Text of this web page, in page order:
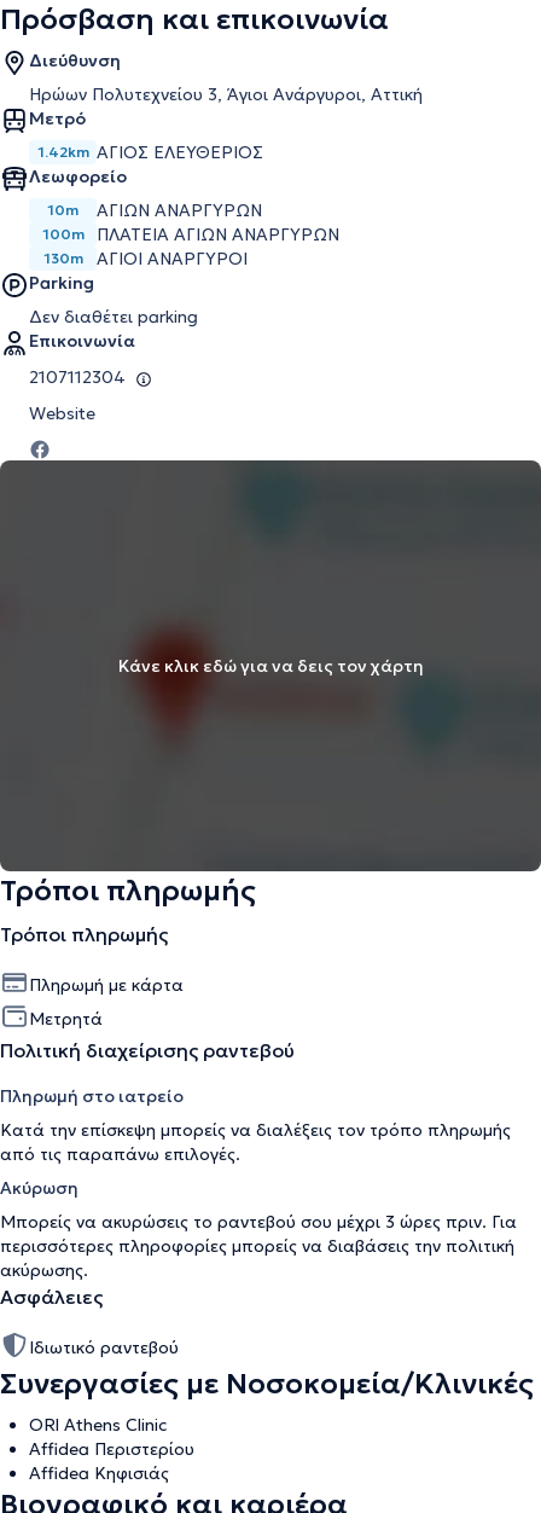
Πρόσβαση και επικοινωνία
Διεύθυνση
Ηρώων Πολυτεχνείου 3, Άγιοι Ανάργυροι, Αττική
Μετρό
1.42km ΆΓΙΟΣ ΕΛΕΥΘΈΡΙΟΣ
Λεωφορείο
10m ΑΓΙΩΝ ΑΝΑΡΓΥΡΩΝ
100m ΠΛΑΤΕΙΑ ΑΓΙΩΝ ΑΝΑΡΓΥΡΩΝ
130m
ΑΓΙΟΙ ΑΝΑΡΓΥΡΟΙ
Parking
Δεν διαθέτει parking
Επικοινωνία
2107112304
Website
Κάνε κλικ εδώ για να δεις τον χάρτη
Τρόποι πληρωμής
Τρόποι πληρωμής
Πληρωμή με κάρτα
Μετρητά
Πολιτική διαχείρισης ραντεβού
Πληρωμή στο ιατρείο
Κατά την επίσκεψη μπορείς να διαλέξεις τον τρόπο πληρωμής
από τις παραπάνω επιλογές.
Ακύρωση
Μπορείς να ακυρώσεις το ραντεβού σου μέχρι 3 ώρες πριν. Για
περισσότερες πληροφορίες μπορείς να διαβάσεις την πολιτική
ακύρωσης.
Ασφάλειες
Ιδιωτικό ραντεβού
Συνεργασίες με Νοσοκομεία/Κλινικές
ORl Athens Clinic
Affidea Περιστερίου
Affidea Κηφισιάς
Βιογραφικό και καριέρα